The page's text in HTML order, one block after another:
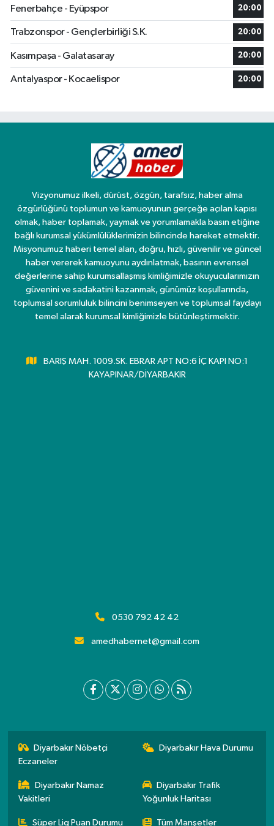
Fenerbahçe - Eyüpspor 20:00
Trabzonspor - Gençlerbirliği S.K. 20:00
Kasımpaşa - Galatasaray 20:00
Antalyaspor - Kocaelispor 20:00
Vizyonumuz ilkeli, dürüst, özgün, tarafsız, haber alma
özgürlüğünü toplumun ve kamuoyunun gerçeğe açılan kapısı
olmak, haber toplamak, yaymak ve yorumlamakla basın etiğine
bağlı kurumsal yükümlülüklerimizin bilincinde hareket etmektir.
Misyonumuz haberi temel alan, doğru, hızlı, güvenilir ve güncel
haber vererek kamuoyunu aydınlatmak, basının evrensel
değerlerine sahip kurumsallaşmış kimliğimizle okuyucularımızın
güvenini ve sadakatini kazanmak, günümüz koşullarında,
toplumsal sorumluluk bilincini benimseyen ve toplumsal faydayı
temel alarak kurumsal kimliğimizle bütünleştirmektir.
BARIŞ MAH. 1009.SK. EBRAR APT NO:6 İÇ KAPI NO:1
KAYAPINAR/DİYARBAKIR
0530 792 42 42
amedhabernet@gmail.com
Diyarbakır Nöbetçi
Eczaneler
Diyarbakır Hava Durumu
Diyarbakır Namaz
Vakitleri
Diyarbakır Trafik
Yoğunluk Haritası
Süper Lig Puan Durumu Tüm Manşetler